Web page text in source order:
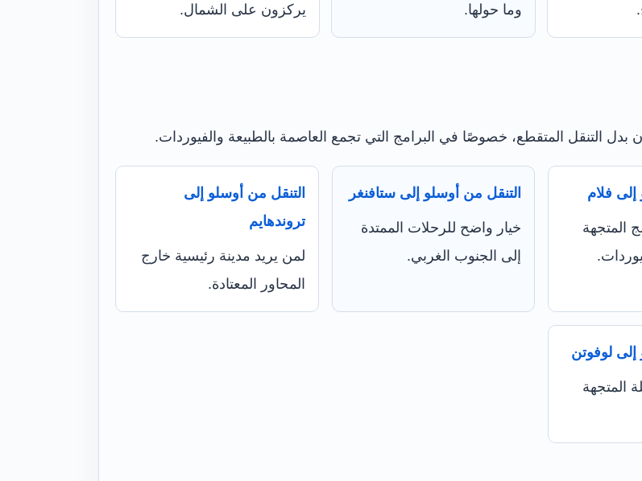
وما حولها.
يركزون على الشمال.
بدل التنقل المتقطع، خصوصًا في البرامج التي تجمع العاصمة بالطبيعة والفيوردات.
إلى فلام
المتجهة
التنقل من أوسلو إلى ستافنغر
خيار واضح للرحلات الممتدة
إلى الجنوب الغربي.
التنقل من أوسلو إلى
تروندهايم
لمن يريد مدينة رئيسية خارج
المحاور المعتادة.
إلى لوفوتن
المتجهة